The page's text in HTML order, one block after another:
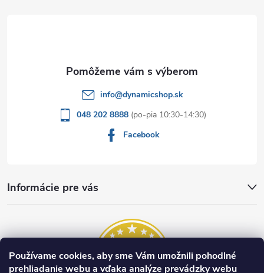
Používame cookies, aby sme Vám umožnili pohodlné
prehliadanie webu a vďaka analýze prevádzky webu
Informácie pre vás
info@dynamicshop.sk
048 202 8888
Facebook